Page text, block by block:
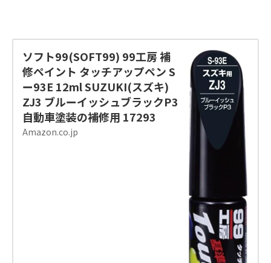
ソフト99(SOFT99) 99工房 補
修ペイント タッチアップペン S
ー93E 12ml SUZUKI(スズキ)
ZJ3 ブルーイッシュブラックP3
自動車塗装の補修用 17293
Amazon.co.jp